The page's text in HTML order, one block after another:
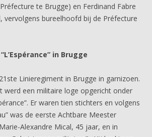
te Brugge) en Ferdinand Fabre
vervolgens bureelhoofd bij de Préfecture
in Brugge
Linieregiment in Brugge in garnizoen.
werd een militaire loge opgericht onder
Er waren tien stichters en volgens
was de eerste Achtbare Meester
Alexandre Mical, 45 jaar, en in